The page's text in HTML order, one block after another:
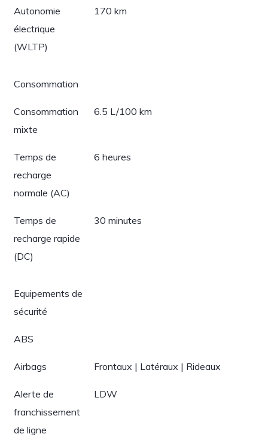
Autonomie
électrique
(WLTP)
170 km
Consommation
Consommation
mixte
6.5 L/100 km
Temps de
recharge
normale (AC)
6 heures
Temps de
recharge rapide
(DC)
30 minutes
Equipements de
sécurité
ABS
Airbags Frontaux | Latéraux | Rideaux
Alerte de
franchissement
de ligne
LDW